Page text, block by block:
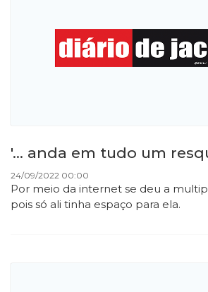
'... anda em tudo um
24/09/2022 00:00
Por meio da internet se deu a
pois só ali tinha espaço para ela.